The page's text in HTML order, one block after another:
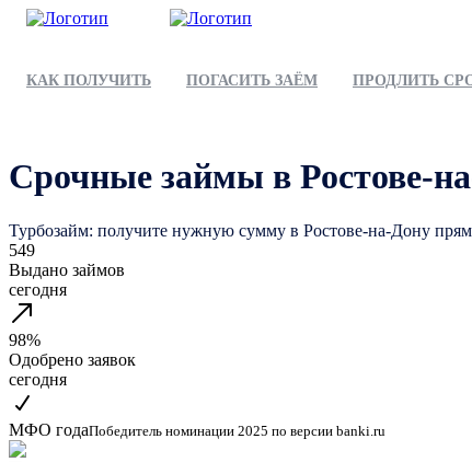
КАК ПОЛУЧИТЬ ПОГАСИТЬ ЗАЁМ ПРОДЛИТЬ
Срочные займы в Ростове-
Турбозайм: получите нужную сумму в Ростове-на-Дону
549
Выдано займов
сегодня
98%
Одобрено заявок
сегодня
МФО годаПобедитель номинации 2025 по версии banki.ru